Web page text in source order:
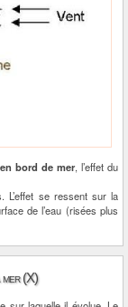
bord de mer, l’effet du
L’effet se ressent sur la
de l’eau (risées plus
(X)